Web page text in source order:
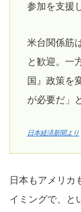
参加を支援
米台関係筋
と歓迎。一
国』政策を
が必要だ」
日本経済新聞より
日本もアメリカ
イミングで、と